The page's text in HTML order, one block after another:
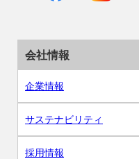
会社情報
企業情報
サステナビリティ
採用情報